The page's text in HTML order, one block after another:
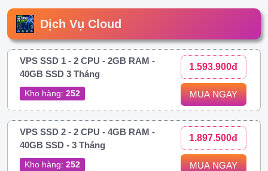
Dịch Vụ Cloud
VPS SSD 1 - 2 CPU - 2GB RAM -
40GB SSD 3 Tháng
Kho hàng: 252
1.593.900đ
MUA NGAY
VPS SSD 2 - 2 CPU - 4GB RAM -
40GB SSD - 3 Tháng
Kho hàng: 252
1.897.500đ
MUA NGAY